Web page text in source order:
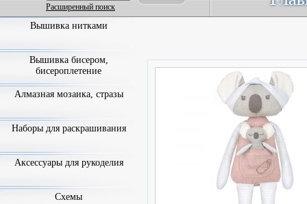
Расширенный поиск
Вышивка нитками
Вышивка бисером,
бисероплетение
Алмазная мозаика, стразы
Наборы для раскрашивания
Аксессуары для рукоделия
Схемы